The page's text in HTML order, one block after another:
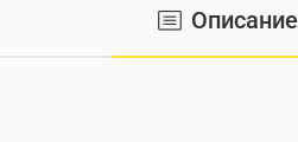
Описание